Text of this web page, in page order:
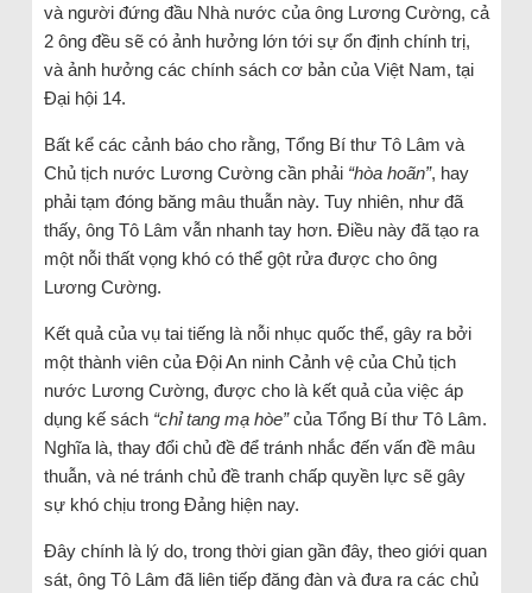
và người đứng đầu Nhà nước của ông Lương Cường, cả
2 ông đều sẽ có ảnh hưởng lớn tới sự ổn định chính trị,
và ảnh hưởng các chính sách cơ bản của Việt Nam, tại
Đại hội 14.
Bất kể các cảnh báo cho rằng, Tổng Bí thư Tô Lâm và
Chủ tịch nước Lương Cường cần phải “hòa hoãn”, hay
phải tạm đóng băng mâu thuẫn này. Tuy nhiên, như đã
thấy, ông Tô Lâm vẫn nhanh tay hơn. Điều này đã tạo ra
một nỗi thất vọng khó có thể gột rửa được cho ông
Lương Cường.
Kết quả của vụ tai tiếng là nỗi nhục quốc thể, gây ra bởi
một thành viên của Đội An ninh Cảnh vệ của Chủ tịch
nước Lương Cường, được cho là kết quả của việc áp
dụng kế sách “chỉ tang mạ hòe”của Tổng Bí thư Tô Lâm.
Nghĩa là, thay đổi chủ đề để tránh nhắc đến vấn đề mâu
thuẫn, và né tránh chủ đề tranh chấp quyền lực sẽ gây
sự khó chịu trong Đảng hiện nay.
Đây chính là lý do, trong thời gian gần đây, theo giới quan
sát, ông Tô Lâm đã liên tiếp đăng đàn và đưa ra các chủ